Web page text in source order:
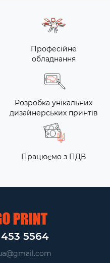
Професійне
обладнання
Розробка унікальних
дизайнерських принтів
Працюємо з ПДВ
5564